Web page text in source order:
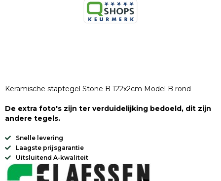
Keramische staptegel Stone B 122x2cm Model B rond
De extra foto's zijn ter verduidelijking bedoeld, dit zijn
andere tegels.
Snelle levering
Laagste prijsgarantie
Uitsluitend A-kwaliteit